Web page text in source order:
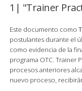
1| "Trainer
Este documento como
postulantes durante el
como evidencia de la
programa OTC. Trainer
procesos anteriores
nuevo proceso,